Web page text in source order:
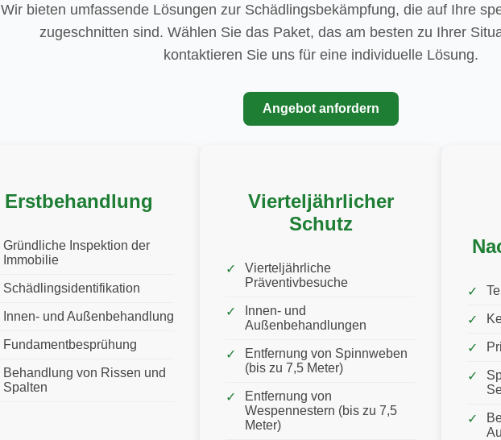
Wir bieten umfassende Lösungen zur Schädlingsbekämpfung, die auf Ihre
zugeschnitten sind. Wählen Sie das Paket, das am besten zu Ihrer
kontaktieren Sie uns für eine individuelle Lösung.
Angebot anfordern
Erstbehandlung
Gründliche Inspektion der
Immobilie
Schädlingsidentifikation
Innen- und Außenbehandlung
Fundamentbesprühung
Behandlung von Rissen und
Spalten
Vierteljährlicher
Schutz
Vierteljährliche
Präventivbesuche
Innen- und
Außenbehandlungen
Entfernung von Spinnweben
(bis zu 7,5 Meter)
Entfernung von
Wespennestern (bis zu 7,5
Meter)